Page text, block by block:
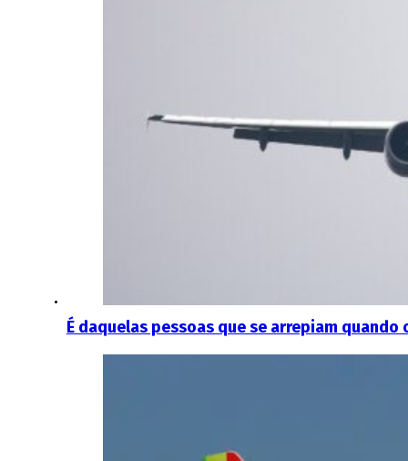
É daquelas pessoas que se arrepiam